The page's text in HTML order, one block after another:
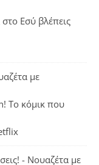
στο Εσύ βλέπεις
με
Το κόμικ που
- Νουαζέτα με